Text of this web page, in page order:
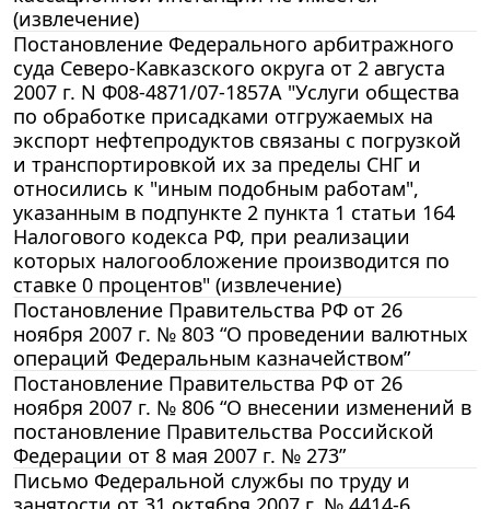
(извлечение)
Постановление Федерального арбитражного
суда Северо-Кавказского округа от 2 августа
2007 г. N Ф08-4871/07-1857А "Услуги общества
по обработке присадками отгружаемых на
экспорт нефтепродуктов связаны с погрузкой
и транспортировкой их за пределы СНГ и
относились к "иным подобным работам",
указанным в подпункте 2 пункта 1 статьи 164
Налогового кодекса РФ, при реализации
которых налогообложение производится по
ставке 0 процентов" (извлечение)
Постановление Правительства РФ от 26
ноября 2007 г. № 803 “О проведении валютных
операций Федеральным казначейством”
Постановление Правительства РФ от 26
ноября 2007 г. № 806 “О внесении изменений в
постановление Правительства Российской
Федерации от 8 мая 2007 г. № 273”
Письмо Федеральной службы по труду и